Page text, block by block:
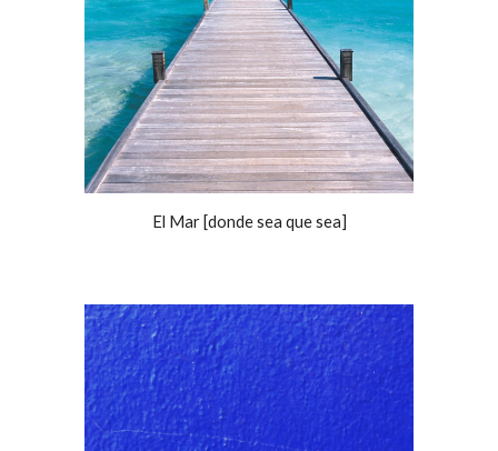
El Mar [donde sea que sea]